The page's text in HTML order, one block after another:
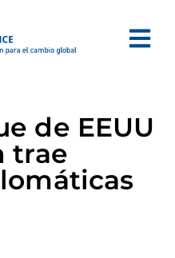
de EEUU
trae